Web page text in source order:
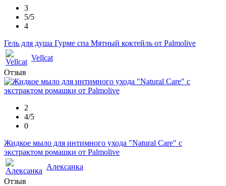
3
5/5
4
Гель для душа Гурме спа Мятный коктейль от Palmolive
Vellcat
Отзыв
2
4/5
0
Жидкое мыло для интимного ухода "Natural Care" с
экстрактом ромашки от Palmolive
Алексанка
Отзыв